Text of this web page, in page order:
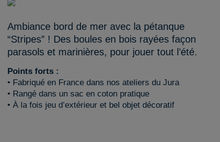
Ambiance bord de mer avec la pétanque
“Stripes” ! Des boules en bois rayées façon
parasols et marinières, pour jouer tout l’été.
Points forts :
• Fabriqué en France dans nos ateliers du Jura
• Rangé dans un sac en coton pratique
• À la fois jeu d’extérieur et bel objet décoratif